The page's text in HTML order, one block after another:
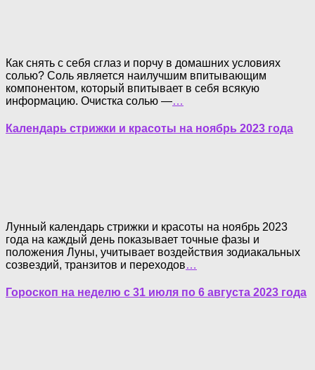
Как снять с себя сглаз и порчу в домашних условиях
солью? Соль является наилучшим впитывающим
компонентом, который впитывает в себя всякую
информацию. Очистка солью —…
Календарь стрижки и красоты на ноябрь 2023 года
Лунный календарь стрижки и красоты на ноябрь 2023
года на каждый день показывает точные фазы и
положения Луны, учитывает воздействия зодиакальных
созвездий, транзитов и переходов…
Гороскоп на неделю с 31 июля по 6 августа 2023 года